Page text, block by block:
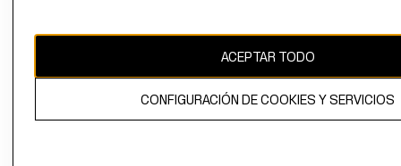
ACEPTAR TODO
CONFIGURACIÓN DE COOKIES Y SERVICIOS